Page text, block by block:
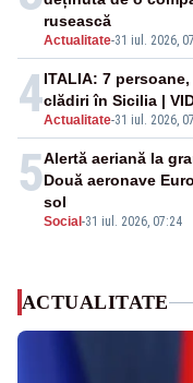
Actualitate-31 iul. 2026,
rusească
4Actualitate-31 iul. 2026,
ITALIA: 7
clădiri în Sicilia |
5
Social -31 iul. 2026, 07:24
Alertă aeriană la
Două aeronave
sol
ACTUALITATE